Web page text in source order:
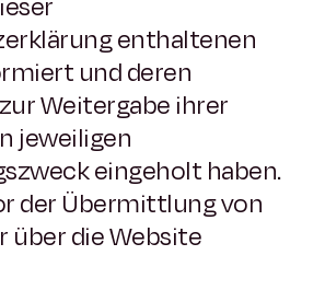
enthaltenen
und deren
Weitergabe ihrer
jeweiligen
eingeholt haben.
der Übermittlung von
über die Website